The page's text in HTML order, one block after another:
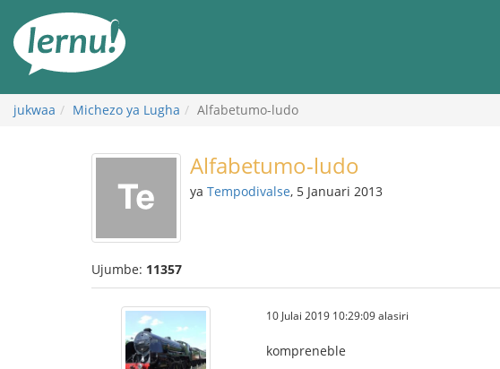
maudhui
jukwaa Michezo ya Lugha Alfabetumo-ludo
Alfabetumo-ludo
ya Tempodivalse, 5 Januari 2013
Ujumbe: 11357
10 Julai 2019 10:29:09 alasiri
kompreneble